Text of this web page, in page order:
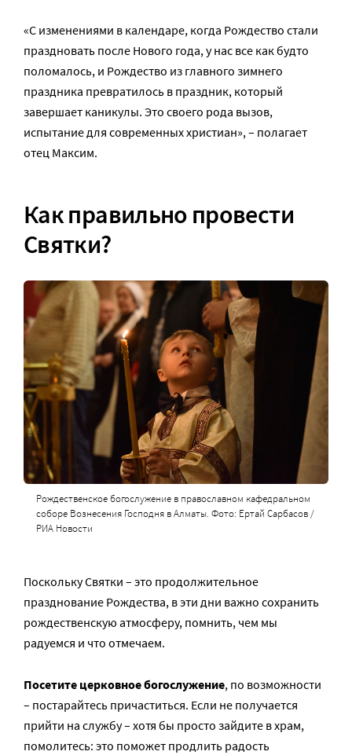
«С изменениями в календаре, когда Рождество стали
праздновать после Нового года, у нас все как будто
поломалось, и Рождество из главного зимнего
праздника превратилось в праздник, который
завершает каникулы. Это своего рода вызов,
испытание для современных христиан», – полагает
отец Максим.
Как правильно провести
Святки?
Рождественское богослужение в православном кафедральном
соборе Вознесения Господня в Алматы. Фото: Ертай Сарбасов /
РИА Новости
Поскольку Святки – это продолжительное
празднование Рождества, в эти дни важно сохранить
рождественскую атмосферу, помнить, чем мы
радуемся и что отмечаем.
Посетите церковное богослужение, по возможности
– постарайтесь причаститься. Если не получается
прийти на службу – хотя бы просто зайдите в храм,
помолитесь: это поможет продлить радость